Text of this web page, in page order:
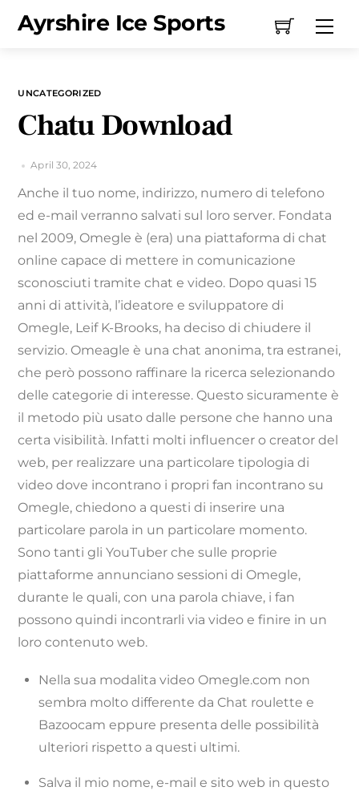
Ayrshire Ice Sports
UNCATEGORIZED
Chatu Download
April 30, 2024
Anche il tuo nome, indirizzo, numero di telefono
ed e-mail verranno salvati sul loro server. Fondata
nel 2009, Omegle è (era) una piattaforma di chat
online capace di mettere in comunicazione
sconosciuti tramite chat e video. Dopo quasi 15
anni di attività, l’ideatore e sviluppatore di
Omegle, Leif K-Brooks, ha deciso di chiudere il
servizio. Omeagle è una chat anonima, tra estranei,
che però possono raffinare la ricerca selezionando
delle categorie di interesse. Questo sicuramente è
il metodo più usato dalle persone che hanno una
certa visibilità. Infatti molti influencer o creator del
web, per realizzare una particolare tipologia di
video dove incontrano i propri fan incontrano su
Omegle, chiedono a questi di inserire una
particolare parola in un particolare momento.
Sono tanti gli YouTuber che sulle proprie
piattaforme annunciano sessioni di Omegle,
durante le quali, con una parola chiave, i fan
possono quindi incontrarli via video e finire in un
loro contenuto web.
Nella sua modalita video Omegle.com non
sembra molto differente da Chat roulette e
Bazoocam eppure presenta delle possibilità
ulteriori rispetto a questi ultimi.
Salva il mio nome, e-mail e sito web in questo